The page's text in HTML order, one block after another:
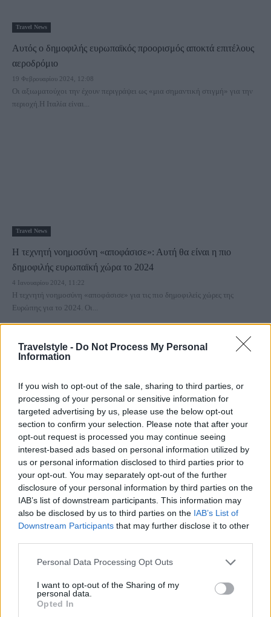
Travelstyle - Do Not Process My Personal
Information
If you wish to opt-out of the sale, sharing to third parties, or
processing of your personal or sensitive information for
targeted advertising by us, please use the below opt-out
section to confirm your selection. Please note that after your
opt-out request is processed you may continue seeing
interest-based ads based on personal information utilized by
us or personal information disclosed to third parties prior to
your opt-out. You may separately opt-out of the further
disclosure of your personal information by third parties on the
IAB’s list of downstream participants. This information may
also be disclosed by us to third parties on the IAB’s List of
Downstream Participants that may further disclose it to other
Please note that this website/app uses one or more Google
not limited to your visit or usage behaviour. You may click to
grant or deny consent to Google and its third-party tags to
use your data for below specified purposes in below Google
Personal Data Processing Opt Outs
I want to opt-out of the Sharing of my
personal data.
Opted In
Travel News
Αυτός ο δημοφιλής ευρωπαϊκός προορισμός αποκτά επιτέλους
αεροδρόμιο
19 Φεβρουαρίου 2024, 12:08
Οι αξιωματούχοι την έχουν περιγράψει ως «μια σημαντική στιγμή» για την
περιοχή.Η Ιταλία είναι...
Travel News
Η τεχνητή νοημοσύνη «αποφάσισε»: Αυτή θα είναι η πιο
δημοφιλής ευρωπαϊκή χώρα το 2024
4 Ιανουαρίου 2024, 11:22
Η τεχνητή νοημοσύνη «αποφάσισε» για τις πιο δημοφιλείς χώρες της
Ευρώπης για το 2024. Οι...
Βόλος
Πήλιο και Βόλος επανέρχονται δυναμικά στον τουριστικό
7 Δεκεμβρίου 2023, 11:48
Σε πλήρη ετοιμότητα βρίσκεται το Πήλιο και ο Βόλος για την ασφαλή
υποδοχή και...